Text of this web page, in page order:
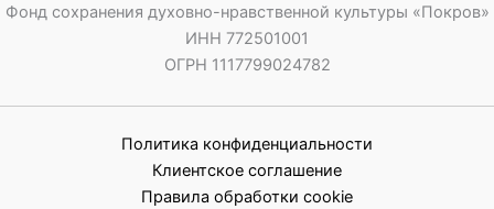
Фонд сохранения духовно-нравственной культуры «Покров»
ИНН 772501001
ОГРН 1117799024782
Политика конфиденциальности
Клиентское соглашение
Правила обработки cookie